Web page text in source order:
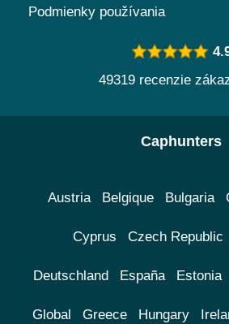
Podmienky používania
49319 recenzie
Caphunters
Austria Belgique Bulgaria
Cyprus Czech Republic
Deutschland España Estonia
Global Greece Hungary